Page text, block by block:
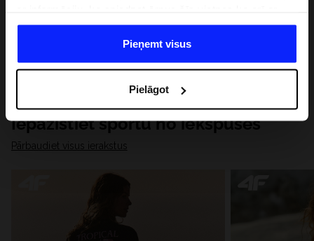
datiem, ko viņi iegūst, izmantojot viņu pakalpojumus. Ar
Jūsu atļauju, mēs varam pārsūtīt Jūsu personas datus
saviem partneriem, lai uzlabotu veidu, kadā tiek rādīta
saturu un uzlabotu mūsu partneru piedāvātos risinajumus
( piem. socialos tīklus). Detalizētu informāciju var atrast
mūsu Privātuma politikā un sadaļā "Detaļas".
Pieņemt visus
Pielāgot
Iepazīstiet sportu no iekšpuses
Pārbaudiet visus ierakstus